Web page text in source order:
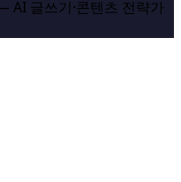
글쓰기·콘텐츠 전략가